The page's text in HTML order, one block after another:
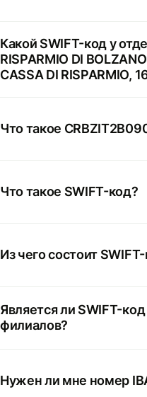
Какой SWIFT-код у
RISPARMIO DI
CASSA DI RISPARMIO,
Что такое
Что такое SWIFT-код?
Из чего состоит
Является ли SWIFT-
филиалов?
Нужен ли мне номер